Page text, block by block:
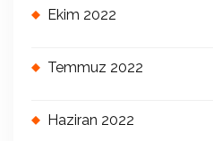
Ekim 2022
Temmuz 2022
Haziran 2022